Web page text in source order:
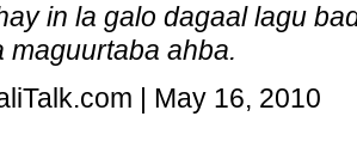
in la galo dagaal lagu
maguurtaba ahba.
| May 16, 2010